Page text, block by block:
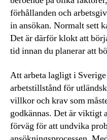
förhållanden och
in ansökan. Normalt sett
Det är därför klokt att
tid innan du planerar att
Att arbeta lagligt i
arbetstillstånd för
villkor och krav som
godkännas. Det är viktigt
förväg för att undvika